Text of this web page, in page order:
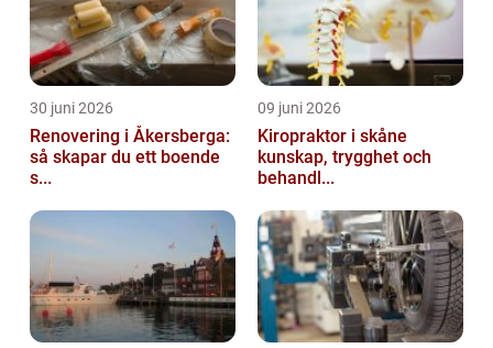
30 juni 2026
Renovering i Åkersberga:
så skapar du ett boende
s...
09 juni 2026
Kiropraktor i skåne
kunskap, trygghet och
behandl...